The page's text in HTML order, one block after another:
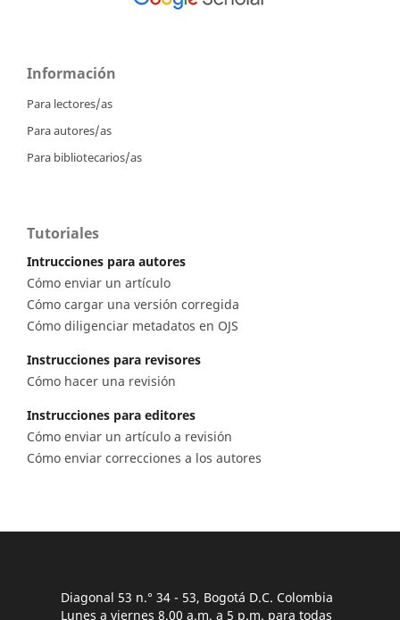
Información
Para lectores/as
Para autores/as
Para bibliotecarios/as
Tutoriales
Intrucciones para autores
Cómo enviar un artículo
Cómo cargar una versión corregida
Cómo diligenciar metadatos en OJS
Instrucciones para revisores
Cómo hacer una revisión
Instrucciones para editores
Cómo enviar un artículo a revisión
Cómo enviar correcciones a los autores
Diagonal 53 n.° 34 - 53, Bogotá D.C. Colombia
Lunes a viernes 8.00 a.m. a 5 p.m. para todas